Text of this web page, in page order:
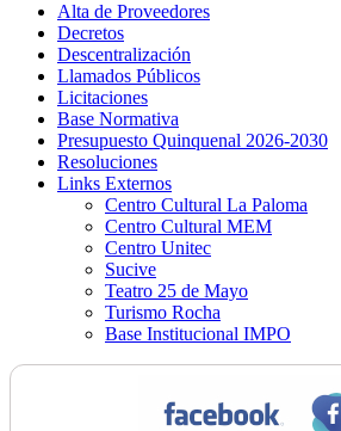
Alta de Proveedores
Decretos
Descentralización
Llamados Públicos
Licitaciones
Base Normativa
Presupuesto Quinquenal 2026-2030
Resoluciones
Links Externos
Centro Cultural La Paloma
Centro Cultural MEM
Centro Unitec
Sucive
Teatro 25 de Mayo
Turismo Rocha
Base Institucional IMPO